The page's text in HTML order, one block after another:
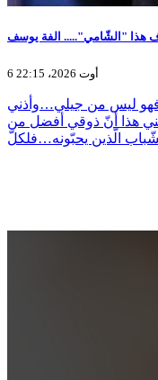
هذا "الشّامي"..... الفة يوسف
6 أوت 2026، 22:15
ليس من جيلي…وأذني
هذا أنّ ذوقي أفضل من